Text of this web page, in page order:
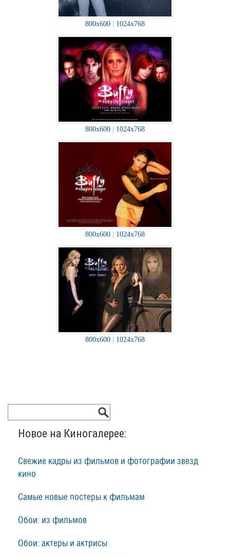
800x600 1024x768
800x600 1024x768
800x600 1024x768
800x600 1024x768
Новое на Киногалерее:
Свежие кадры из фильмов и фотографии звезд
кино
Самые новые постеры к фильмам
Обои: из фильмов
Обои: актеры и актрисы